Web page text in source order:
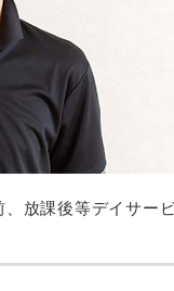
放課後等デイサー